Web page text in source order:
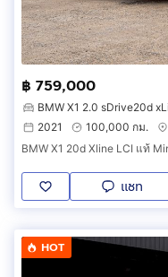
฿ 759,000
BMW X1 2.0 sDrive20d
2021
100,000 กม.
BMW X1 20d Xline LCI แท้
แชท
HOT